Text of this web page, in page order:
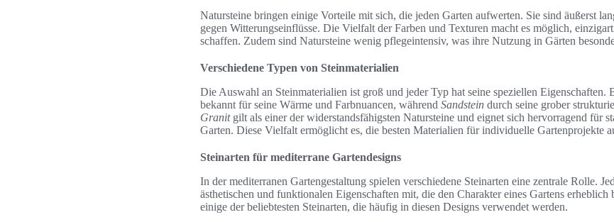
Natursteine bringen einige Vorteile mit sich, die jeden Garten aufwerten. Sie sind äußerst
gegen Witterungseinflüsse. Die Vielfalt der Farben und Texturen macht es möglich,
schaffen. Zudem sind Natursteine wenig pflegeintensiv, was ihre Nutzung in Gärten
Verschiedene Typen von Steinmaterialien
Die Auswahl an Steinmaterialien ist groß und jeder Typ hat seine speziellen Eigenschaften.
bekannt für seine Wärme und Farbnuancen, während Sandstein durch seine grober
Granitgilt als einer der widerstandsfähigsten Natursteine und eignet sich hervorragend für
Garten. Diese Vielfalt ermöglicht es, die besten Materialien für individuelle Gartenprojekte
Steinarten für mediterrane Gartendesigns
In der mediterranen Gartengestaltung spielen verschiedene Steinarten eine zentrale Rolle.
ästhetischen und funktionalen Eigenschaften mit, die den Charakter eines Gartens
einige der beliebtesten Steinarten, die häufig in diesen Designs verwendet werden.